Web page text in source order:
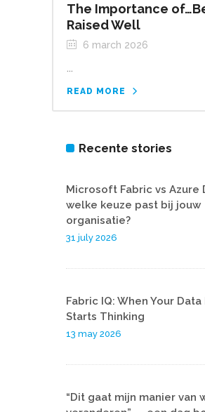
The Importance
Raised Well
6 march 2026
READ MORE
Recente stories
Microsoft Fabric vs Azure
welke keuze past bij jouw
organisatie?
31 july 2026
Fabric IQ: When Your
Starts Thinking
13 may 2026
“Dit gaat mijn manier van